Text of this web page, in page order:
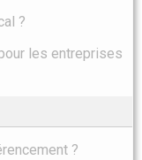
?
les entreprises
?